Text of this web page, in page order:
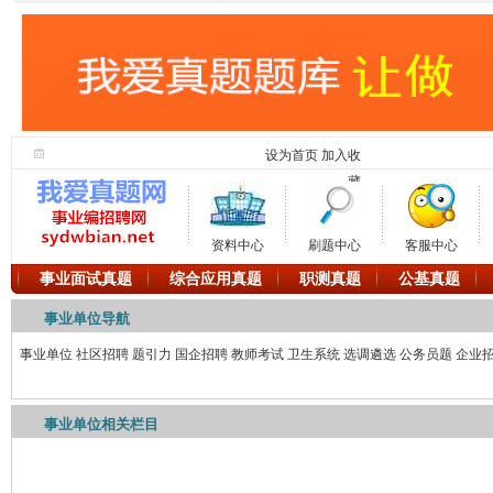
设为首页 加入收
藏
资料中心 刷题中心 客服中心
事业面试真题 综合应用真题 职测真题 公基真题
事业单位导航
事业单位 社区招聘 题引力 国企招聘 教师考试 卫生系统 选调遴选 公务员题 企业
事业单位相关栏目